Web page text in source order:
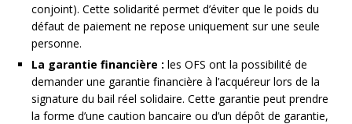
conjoint). Cette solidarité permet d’éviter que le poids du
défaut de paiement ne repose uniquement sur une seule
personne.
La garantie financière : les OFS ont la possibilité de
demander une garantie financière à l’acquéreur lors de la
signature du bail réel solidaire. Cette garantie peut prendre
la forme d’une caution bancaire ou d’un dépôt de garantie,